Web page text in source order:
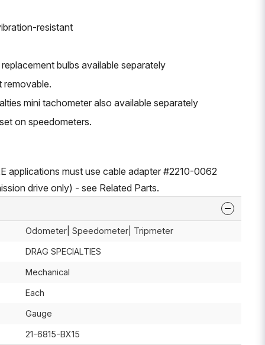
resistant
bulbs available separately
removable.
mini tachometer also available separately
on speedometers.
applications must use cable adapter #2210-0062
drive only) - see Related Parts.
Odometer| Speedometer| Tripmeter
DRAG SPECIALTIES
Mechanical
Each
Gauge
21-6815-BX15